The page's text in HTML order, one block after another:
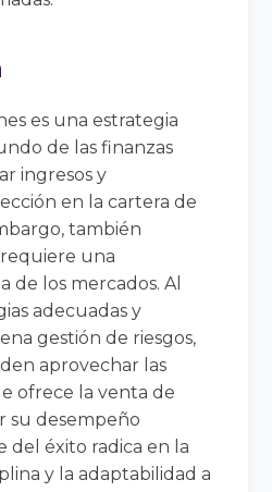
es una estrategia
de las finanzas
ingresos y
en la cartera de
también
una
de los mercados. Al
adecuadas y
gestión de riesgos,
aprovechar las
ofrece la venta de
su desempeño
del éxito radica en la
y la adaptabilidad a